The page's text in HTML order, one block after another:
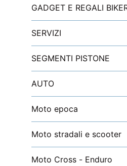
GADGET E REGALI
SERVIZI
SEGMENTI PISTONE
AUTO
Moto epoca
Moto stradali e scooter
Moto Cross - Enduro